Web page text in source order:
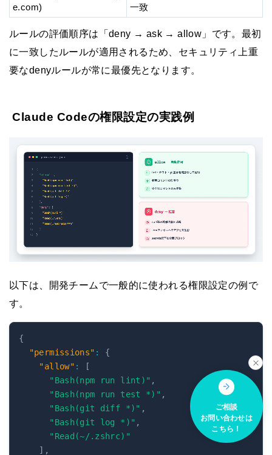
e.com)
一致
ルールの評価順序は「deny → ask → allow」です。最初
に一致したルールが適用されるため、セキュリティ上重
要なdenyルールが常に最優先となります。
Claude Codeの権限設定の実践例
以下は、開発チームで一般的に使われる権限設定の例で
す。
{
"permissions" :
{
"allow" :
[
"Bash(npm run lint)" ,
"Bash(npm run test *)" ,
"Bash(git diff *)" ,
"Bash(git log *)" ,
"Read(~/.zshrc)"
] ,
ご相談
お問い合わせは
こちら！